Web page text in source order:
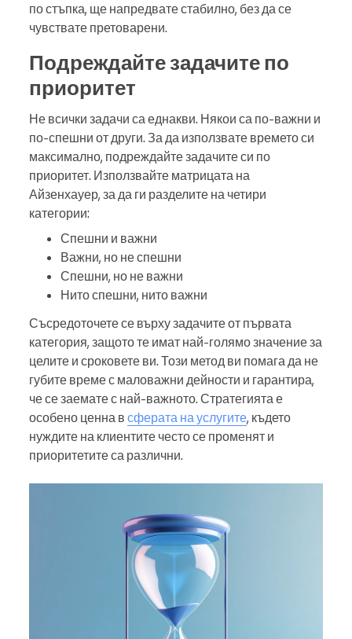
по стъпка, ще напредвате стабилно, без да се
чувствате претоварени.
Подреждайте задачите по
приоритет
Не всички задачи са еднакви. Някои са по-важни и
по-спешни от други. За да използвате времето си
максимално, подреждайте задачите си по
приоритет. Използвайте матрицата на
Айзенхауер, за да ги разделите на четири
категории:
Спешни и важни
Важни, но не спешни
Спешни, но не важни
Нито спешни, нито важни
Съсредоточете се върху задачите от първата
категория, защото те имат най-голямо значение за
целите и сроковете ви. Този метод ви помага да не
губите време с маловажни дейности и гарантира,
че се заемате с най-важното. Стратегията е
особено ценна в сферата на услугите, където
нуждите на клиентите често се променят и
приоритетите са различни.